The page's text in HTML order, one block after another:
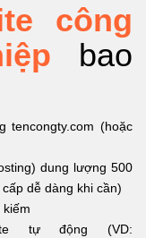
công
bao
(hoặc
dung lượng 500
dễ dàng khi cần)
tự động (VD: